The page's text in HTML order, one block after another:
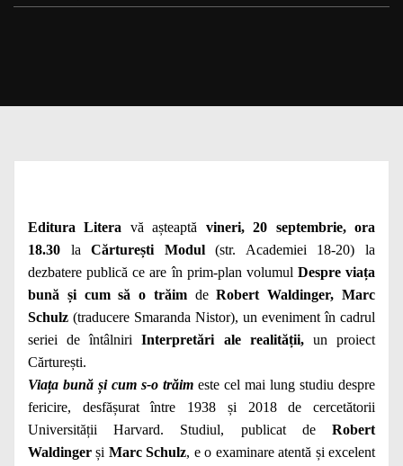
Editura Litera vă așteaptă vineri, 20 septembrie, ora
18.30 laCărturești Modul
(str. Academiei 18-20) la
dezbatere publică ce are în prim-plan volumul Despre viața
bună și cum să o trăimdeRobert Waldinger, Marc
Schulz (traducere Smaranda Nistor), un eveniment în cadrul
seriei de întâlniriInterpretări ale realității, un proiect
Cărturești.
Viața bună și cum s-o trăim este cel mai lung studiu despre
fericire, desfășurat între 1938 și 2018 de cercetătorii
Universității Harvard. Studiul, publicat de Robert
Waldinger și Marc Schulz, e o examinare atentă și excelent